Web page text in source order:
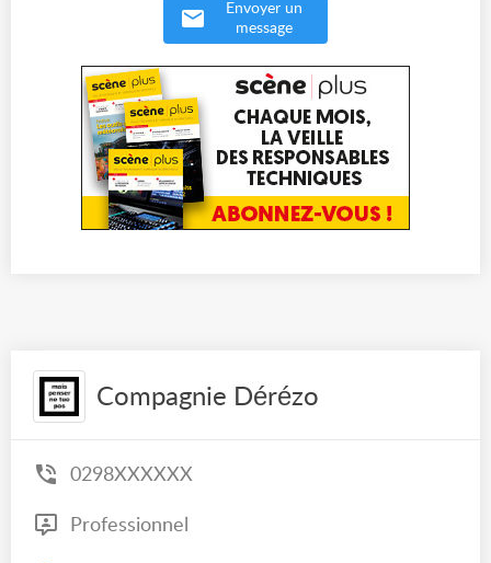
Envoyer un
message
Compagnie Dérézo
0298XXXXXX
Professionnel